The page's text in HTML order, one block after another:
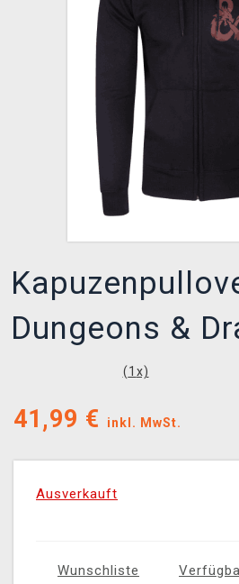
XZONE CLUB
Dungeons &
(1 x)
41,99 € inkl. MwSt.
Ausverkauft
Wunschliste